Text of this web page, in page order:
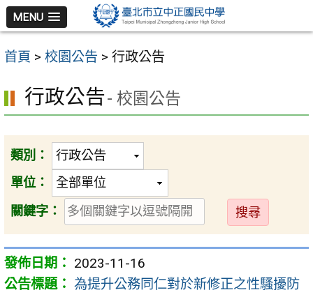
跳
至
主
內
容
區
MENU
首頁 > 校園公告 > 行政公告
行政公告- 校園公告
類別：
單位：
關鍵字：
送
出
2023-11-16
為提升公務同仁對於新修正之性騷擾防